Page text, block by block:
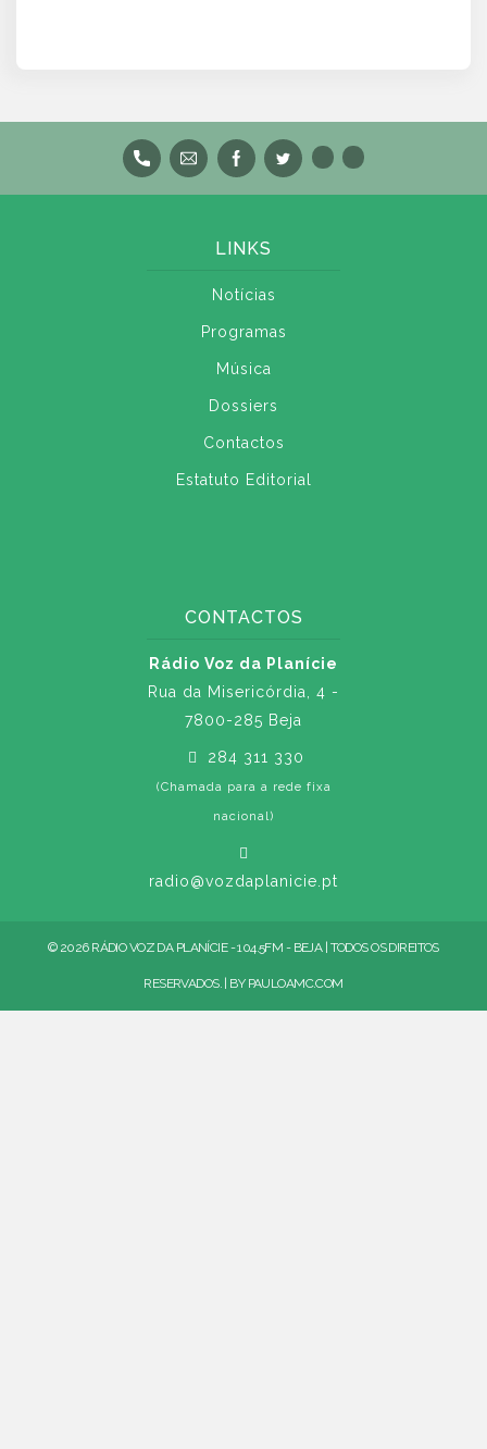
LINKS
Notícias
Programas
Música
Dossiers
Contactos
Estatuto Editorial
CONTACTOS
Rádio Voz da Planície
Rua da Misericórdia, 4 -
7800-285 Beja
284 311 330
(Chamada para a rede fixa
nacional)
radio@vozdaplanicie.pt
© 2026 RÁDIO VOZ DA PLANÍCIE - 104.5FM - BEJA | TODOS OS DIREITOS
RESERVADOS. | BY PAULOAMC.COM